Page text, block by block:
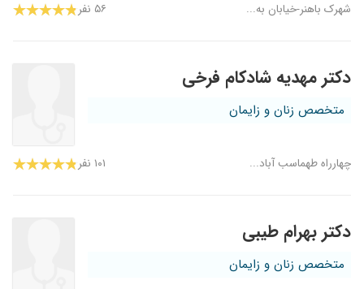
شهرک باهنر-خیابان به... ۵۶ نفر
دکتر مهدیه شادکام فرخی
متخصص زنان و زایمان
چهارراه طهماسب آباد... ۱۰۱ نفر
دکتر بهرام طیبی
متخصص زنان و زایمان